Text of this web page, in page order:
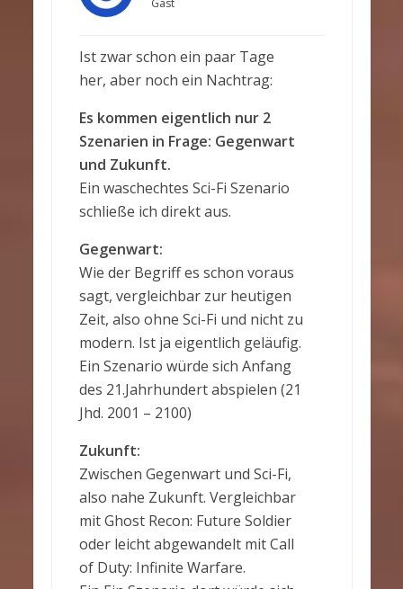
Gast
Ist zwar schon ein paar Tage
her, aber noch ein Nachtrag:
Es kommen eigentlich nur 2
Szenarien in Frage: Gegenwart
und Zukunft.
Ein waschechtes Sci-Fi Szenario
schließe ich direkt aus.
Gegenwart:
Wie der Begriff es schon voraus
sagt, vergleichbar zur heutigen
Zeit, also ohne Sci-Fi und nicht zu
modern. Ist ja eigentlich geläufig.
Ein Szenario würde sich Anfang
des 21.Jahrhundert abspielen (21
Jhd. 2001 – 2100)
Zukunft:
Zwischen Gegenwart und Sci-Fi,
also nahe Zukunft. Vergleichbar
mit Ghost Recon: Future Soldier
oder leicht abgewandelt mit Call
of Duty: Infinite Warfare.